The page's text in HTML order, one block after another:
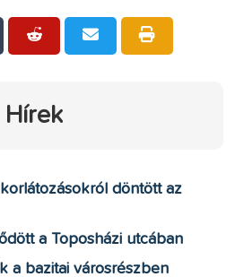
Hírek
döntött az
a Toposházi utcában
a bazitai városrészben